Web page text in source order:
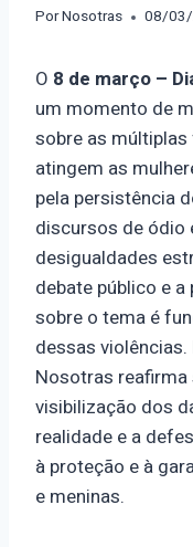
PorNosotras 08/
O 8 de março –
um momento de
sobre as
atingem as
pela persistência
discursos de ódio
desigualdades
debate público e
sobre o tema é
dessas
Nosotras
visibilização dos
realidade e a
à proteção e à
e meninas.